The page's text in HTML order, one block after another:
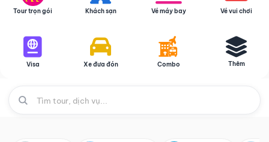
Tour trọn gói Khách sạn Vé máy bay Vé vui chơi
Visa Xe đưa đón Combo Thêm